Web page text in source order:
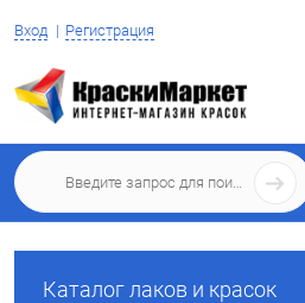
Вход Регистрация
Каталог лаков и красок